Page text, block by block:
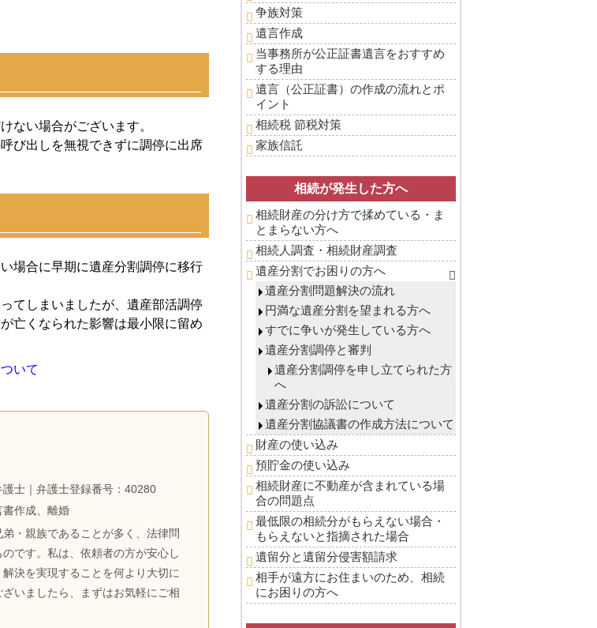
ない場合がございます。
び出しを無視できずに調停に出席
場合に早期に遺産分割調停に移行
てしまいましたが、遺産部活調停
亡くなられた影響は最小限に留め
いて
士｜弁護士登録番号：40280
作成、離婚
・親族であることが多く、法律問
です。私は、依頼者の方が安心し
決を実現することを何より大切に
いましたら、まずはお気軽にご相
争族対策
遺言作成
当事務所が公正証書遺言をおすすめ
する理由
遺言（公正証書）の作成の流れとポ
イント
相続税 節税対策
家族信託
相続が発生した方へ
相続財産の分け方で揉めている・ま
とまらない方へ
相続人調査・相続財産調査
遺産分割でお困りの方へ
遺産分割問題解決の流れ
円満な遺産分割を望まれる方へ
すでに争いが発生している方へ
遺産分割調停と審判
遺産分割調停を申し立てられた方
へ
遺産分割の訴訟について
遺産分割協議書の作成方法について
財産の使い込み
預貯金の使い込み
相続財産に不動産が含まれている場
合の問題点
最低限の相続分がもらえない場合・
もらえないと指摘された場合
遺留分と遺留分侵害額請求
相手が遠方にお住まいのため、相続
にお困りの方へ